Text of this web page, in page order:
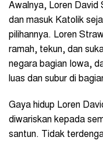
Awalnya, Loren David
dan masuk Katolik
pilihannya. Loren
ramah, tekun, dan
negara bagian Iowa,
luas dan subur di
Gaya hidup Loren
diwariskan kepada
santun. Tidak